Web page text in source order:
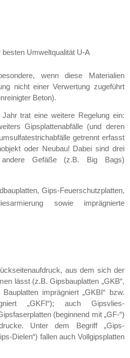
Umweltqualität U-A
wenn diese Materialien
nicht einer Verwertung zugeführt
Beton).
trat eine weitere Regelung ein:
Gipsplattenabfälle (und deren
getrennt erfasst
oder Neubau! Dabei sind drei
Gefäße (z.B. Big Bags)
Gips-Feuerschutzplatten,
sowie imprägnierte
aus dem sich der
lässt (z.B. Gipsbauplatten „GKB“,
Bauplatten imprägniert „GKBI“ bzw.
„GKFI“); auch Gipsvlies-
(beginnend mit „GF-“)
Unter dem Begriff „Gips-
Dielen“) fallen auch Vollgipsplatten